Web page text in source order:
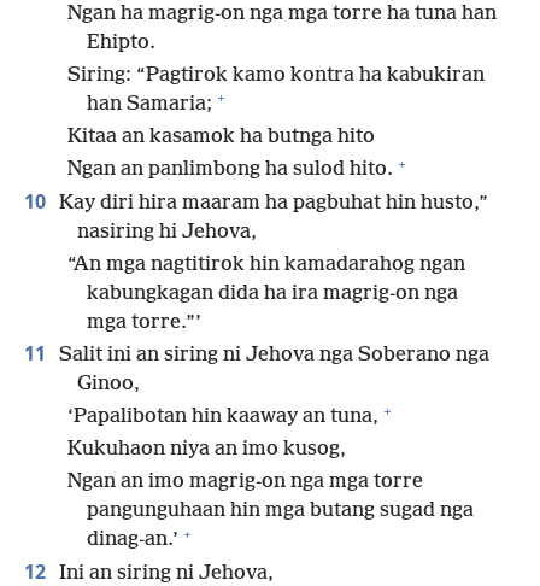
Ngan ha magrig-on nga mga torre ha tuna han
Ehipto.
Siring: “Pagtirok kamo kontra ha kabukiran
han Samaria; +
Kitaa an kasamok ha butnga hito
Ngan an panlimbong ha sulod hito. +
10 Kay diri hira maaram ha pagbuhat hin husto,”
nasiring hi Jehova,
“An mga nagtitirok hin kamadarahog ngan
kabungkagan dida ha ira magrig-on nga
mga torre.”’
11
Salit ini an siring ni Jehova nga Soberano nga
Ginoo,
‘Papalibotan hin kaaway an tuna, +
Kukuhaon niya an imo kusog,
Ngan an imo magrig-on nga mga torre
pangunguhaan hin mga butang sugad nga
dinag-an.’ +
12 Ini an siring ni Jehova,